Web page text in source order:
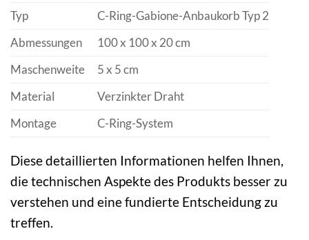
Typ
C-Ring-Gabione-Anbaukorb Typ 2
Abmessungen
100 x 100 x 20 cm
Maschenweite
5 x 5 cm
Material
Verzinkter Draht
Montage
C-Ring-System
Diese detaillierten Informationen helfen Ihnen,
die technischen Aspekte des Produkts besser zu
verstehen und eine fundierte Entscheidung zu
treffen.